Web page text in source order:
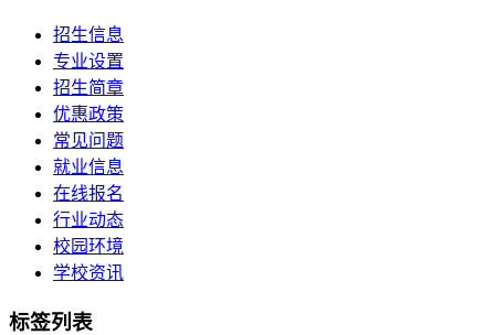
招生信息
专业设置
招生简章
优惠政策
常见问题
就业信息
在线报名
行业动态
校园环境
学校资讯
标签列表